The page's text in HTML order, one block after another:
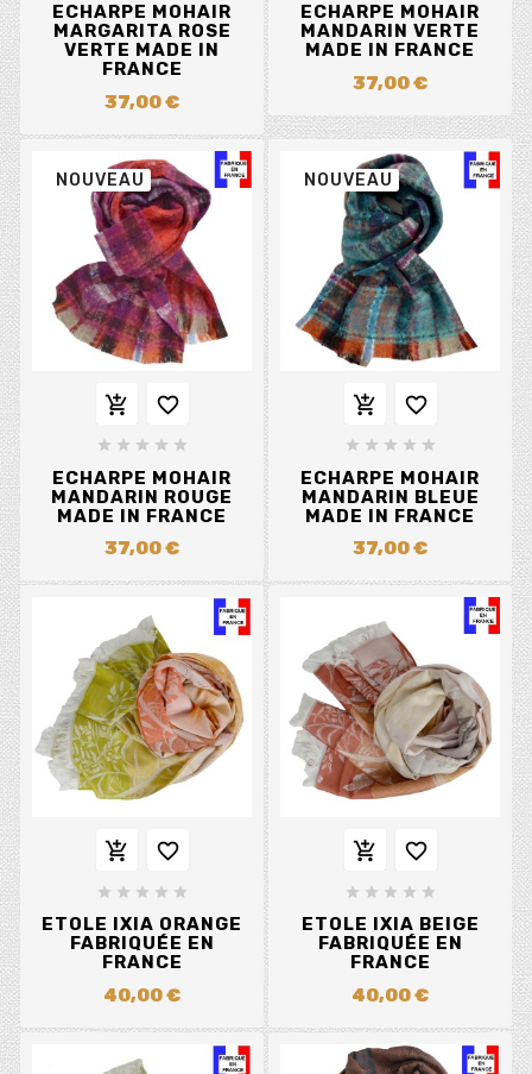
ECHARPE MOHAIR
MARGARITA ROSE
VERTE MADE IN
FRANCE
37,00 €
ECHARPE MOHAIR
MANDARIN VERTE
MADE IN FRANCE
37,00 €
NOUVEAU
 
    
ECHARPE MOHAIR
MANDARIN ROUGE
MADE IN FRANCE
37,00 €
NOUVEAU
 
    
ECHARPE MOHAIR
MANDARIN BLEUE
MADE IN FRANCE
37,00 €
 
    
ETOLE IXIA ORANGE
FABRIQUÉE EN
FRANCE
40,00 €
 
    
ETOLE IXIA BEIGE
FABRIQUÉE EN
FRANCE
40,00 €